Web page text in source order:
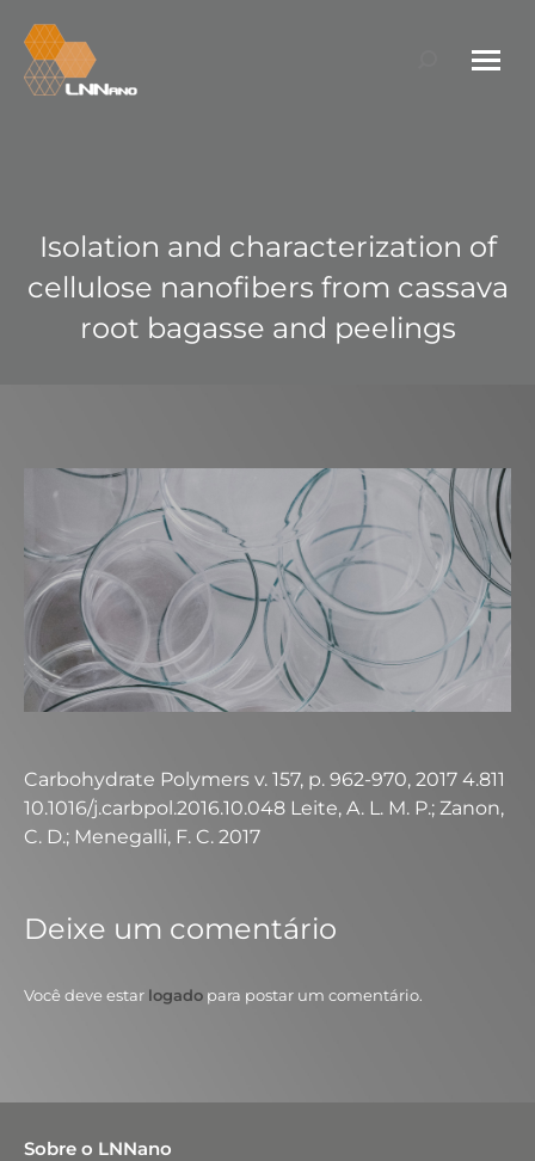
Search:
Isolation and characterization of
cellulose nanofibers from cassava
root bagasse and peelings
Carbohydrate Polymers v. 157, p. 962-970, 2017 4.811
10.1016/j.carbpol.2016.10.048 Leite, A. L. M. P.; Zanon,
C. D.; Menegalli, F. C. 2017
Deixe um comentário
Você deve estar logado para postar um comentário.
Sobre o LNNano